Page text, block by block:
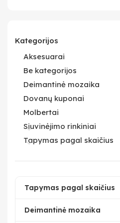
Kategorijos
Aksesuarai
Be kategorijos
Deimantinė mozaika
Dovanų kuponai
Molbertai
Siuvinėjimo rinkiniai
Tapymas pagal skaičius
Tapymas pagal skaičius
Deimantinė mozaika